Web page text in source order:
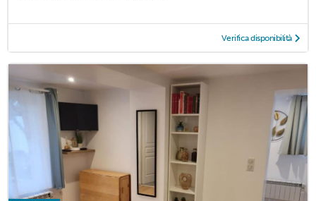
Verifica disponibilità